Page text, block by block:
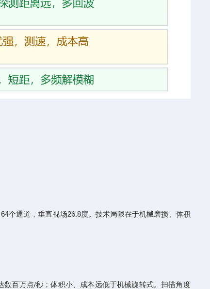
个通道，垂直视场26.8度。技术局限在于机械磨损、体积
百万点/秒；体积小、成本远低于机械旋转式。扫描角度